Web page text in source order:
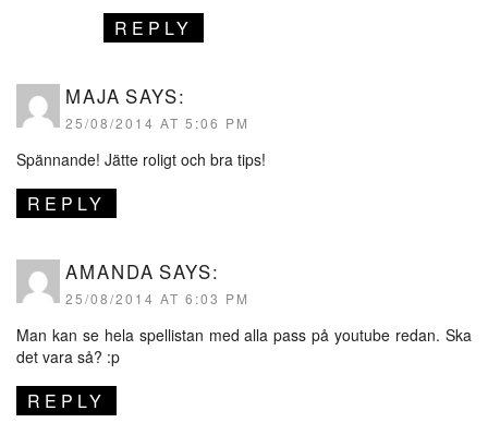
REPLY
MAJA SAYS:
25/08/2014 AT 5:06 PM
Spännande! Jätte roligt och bra tips!
REPLY
AMANDA SAYS:
25/08/2014 AT 6:03 PM
Man kan se hela spellistan med alla pass på youtube redan. Ska
det vara så? :p
REPLY